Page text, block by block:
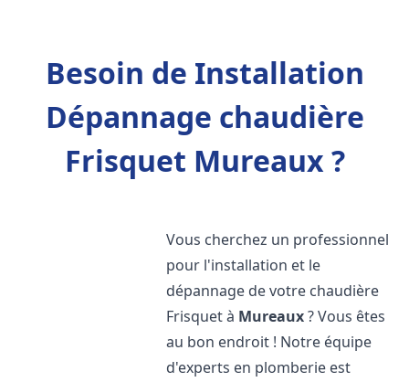
Besoin de Installation
Dépannage chaudière
Frisquet Mureaux ?
Vous cherchez un professionnel
pour l'installation et le
dépannage de votre chaudière
Frisquet à Mureaux? Vous êtes
au bon endroit ! Notre équipe
d'experts en plomberie est